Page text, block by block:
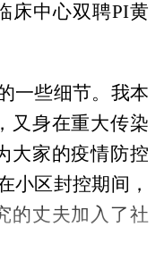
床中心双聘PI黄
一些细节。我本
又身在重大传染
大家的疫情防控
小区封控期间，
的丈夫加入了社